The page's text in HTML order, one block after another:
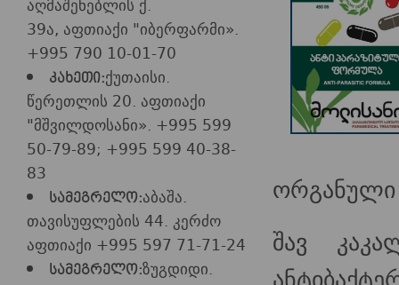
აღმაშენებლის ქ.
39ა, აფთიაქი "იბერფარმი».
+995 790 10-01-70
კახეთი:ქუთაისი.
წერეთლის 20. აფთიაქი
"მშვილდოსანი». +995 599
50-79-89; +995 599 40-38-
83
სამეგრელო:აბაშა.
თავისუფლების 44. კერძო
აფთიაქი +995 597 71-71-24
სამეგრელო:ზუგდიდი.
ორგანული
შავ